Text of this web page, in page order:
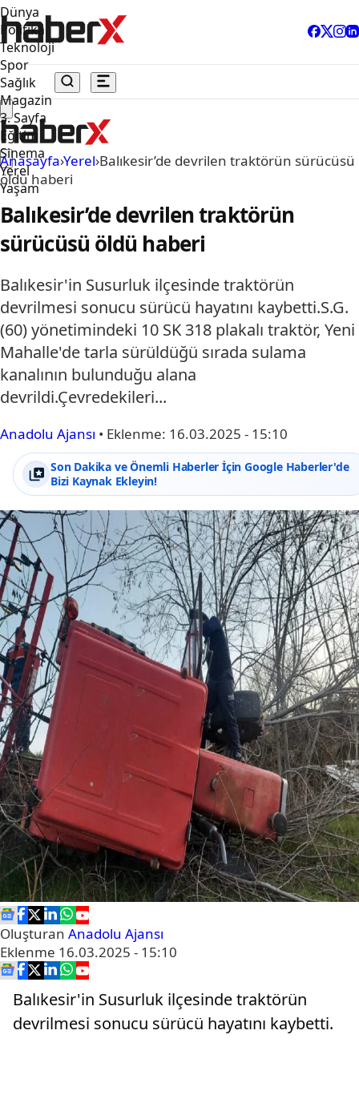
Dünya
Politika
Teknoloji
Spor
Sağlık
Magazin
3. Sayfa
Eğitim
Sinema
Yerel
Yaşam
Anasayfa›Yerel›Balıkesir’de devrilen traktörün sürücüsü
öldü haberi
Balıkesir’de devrilen traktörün
sürücüsü öldü haberi
Balıkesir'in Susurluk ilçesinde traktörün
devrilmesi sonucu sürücü hayatını kaybetti.S.G.
(60) yönetimindeki 10 SK 318 plakalı traktör, Yeni
Mahalle'de tarla sürüldüğü sırada sulama
kanalının bulunduğu alana
devrildi.Çevredekileri...
Anadolu Ajansı • Eklenme: 16.03.2025 - 15:10
Son Dakika ve Önemli Haberler İçin Google Haberler'de
Bizi Kaynak Ekleyin!
Oluşturan Anadolu Ajansı
Eklenme 16.03.2025 - 15:10
Balıkesir'in Susurluk ilçesinde traktörün
devrilmesi sonucu sürücü hayatını kaybetti.